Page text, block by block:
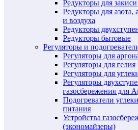
Редукторы для закиси
Редукторы для азота,
и воздуха
Редукторы
Редукторы бытовые
Регуляторы и
Регуляторы для
Регуляторы для гелия
Регуляторы для
Регуляторы
газосбережения для
Подогреватели
питания
Устройства
(экономайзеры)